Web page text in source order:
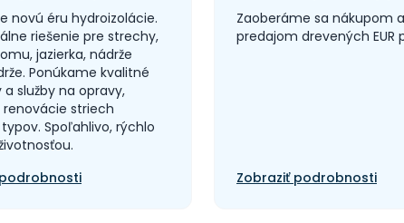
novú éru hydroizolácie.
riešenie pre strechy,
jazierka, nádrže
Ponúkame kvalitné
služby na opravy,
renovácie striech
Spoľahlivo, rýchlo
Zaoberáme sa nákupom a
predajom drevených EUR
Zobraziť podrobnosti